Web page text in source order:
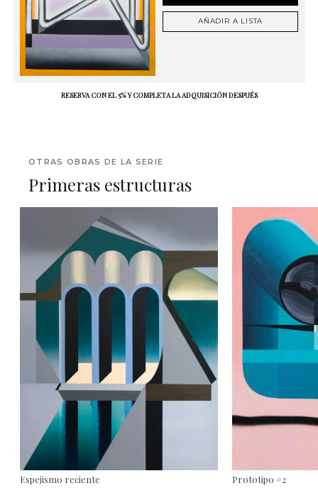
AÑADIR A LISTA
RESERVA CON EL 5% Y COMPLETA LA ADQUISICIÓN DESPUÉS
OTRAS OBRAS DE LA SERIE
Primeras estructuras
Espejismo reciente Prototipo #2